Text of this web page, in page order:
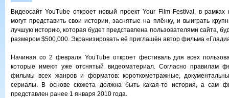
Видеосайт YouTube откроет новый проект Your Film Festival, в рамках
могут представить свои истории, заснятые на плёнку, и выиграть
лучшую историю, которая будет представлена пользователями сайта,
размером $500,000. Экранизировать её приглашён автор фильма
Начиная со 2 февраля YouTube откроет фестиваль для всех
которые имеют уже отснятый видеоматериал. Согласно правилам
фильмы всех жанров и форматов: короткометражные,
сериалы. В основе сюжета должна быть какая-то история, а сам
представлен ранее 1 января 2010 года.